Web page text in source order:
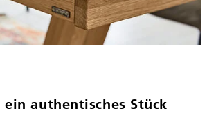
authentisches Stück